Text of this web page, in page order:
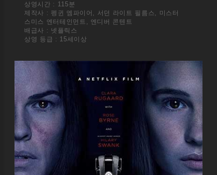
상영시간 : 115분
제작사 : 펭귄 엠파이어, 서던 라이트 필름스, 미스터
스미스 엔터테인먼트, 엔디버 콘텐트
배급사 : 넷플릭스
상영 등급 : 15세이상